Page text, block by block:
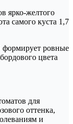
ярко-желтого
самого куста 1,7
формирует ровные
цвета
для
оттенка,
и